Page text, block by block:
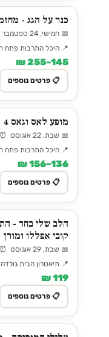
כנר על הגג -
📅 חמישי, 24 ספטמבר ⏰ 20:30
📍 היכל התרבות פתח
145–255 ₪
📋 פרטים נוספים
מופע לאס וגאס 4
📅 שבת, 22 אוגוסט ⏰ 21:00
📍 היכל התרבות פתח
136–156 ₪
📋 פרטים נוספים
הלב שלי בחר -
קובי אפללו ומורן
📅 שבת, 29 אוגוסט ⏰ 21:00
📍 תיאטרון הבית
119 ₪
📋 פרטים נוספים